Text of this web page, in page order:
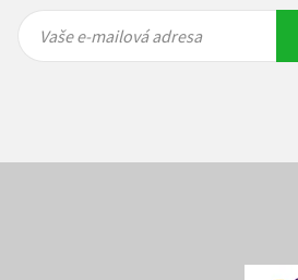
Vaše e-
mailová
Vaše e-
mailová
Vaše e-mailová adresa